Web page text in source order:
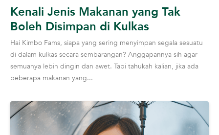
Kenali Jenis Makanan yang Tak
Boleh Disimpan di Kulkas
Hai Kimbo Fams, siapa yang sering menyimpan segala sesuatu
di dalam kulkas secara sembarangan? Anggapannya sih agar
semuanya lebih dingin dan awet. Tapi tahukah kalian, jika ada
beberapa makanan yang...